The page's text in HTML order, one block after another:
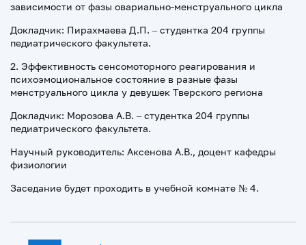
зависимости от фазы овариально-менструального цикла
Докладчик: Пирахмаева Д.П. – студентка 204 группы
педиатрического факультета.
2. Эффективность сенсомоторного реагирования и
психоэмоциональное состояние в разные фазы
менструального цикла у девушек Тверского региона
Докладчик: Морозова А.В. – студентка 204 группы
педиатрического факультета.
Научный руководитель: Аксенова А.В., доцент кафедры
физиологии
Заседание будет проходить в учебной комнате № 4.